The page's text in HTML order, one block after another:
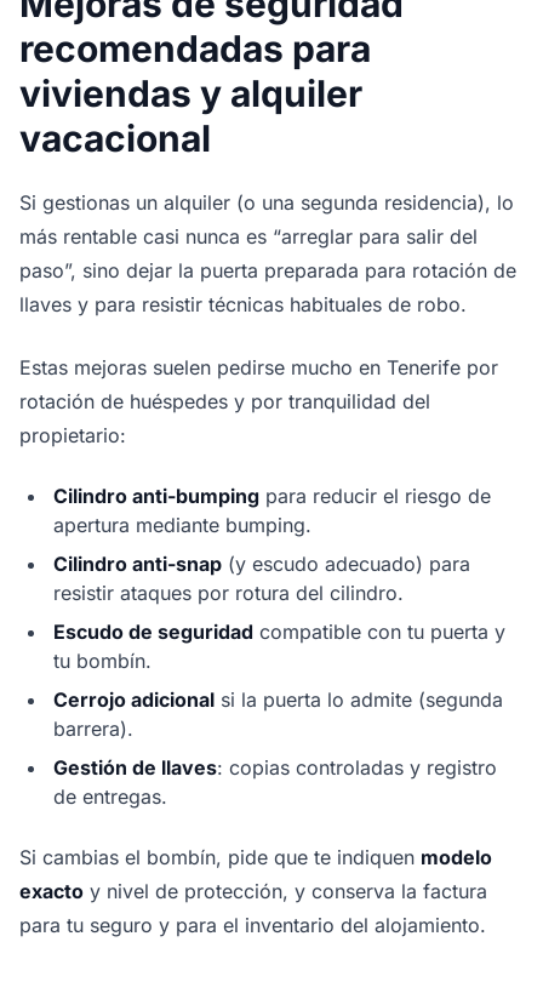
recomendadas para
viviendas y alquiler
vacacional
Si gestionas un alquiler (o una segunda residencia), lo
más rentable casi nunca es “arreglar para salir del
paso”, sino dejar la puerta preparada para rotación de
llaves y para resistir técnicas habituales de robo.
Estas mejoras suelen pedirse mucho en Tenerife por
rotación de huéspedes y por tranquilidad del
propietario:
Cilindro anti-bumping para reducir el riesgo de
apertura mediante bumping.
Cilindro anti-snap (y escudo adecuado) para
resistir ataques por rotura del cilindro.
Escudo de seguridad compatible con tu puerta y
tu bombín.
Cerrojo adicional si la puerta lo admite (segunda
barrera).
Gestión de llaves: copias controladas y registro
de entregas.
Si cambias el bombín, pide que te indiquen modelo
exacto y nivel de protección, y conserva la factura
para tu seguro y para el inventario del alojamiento.